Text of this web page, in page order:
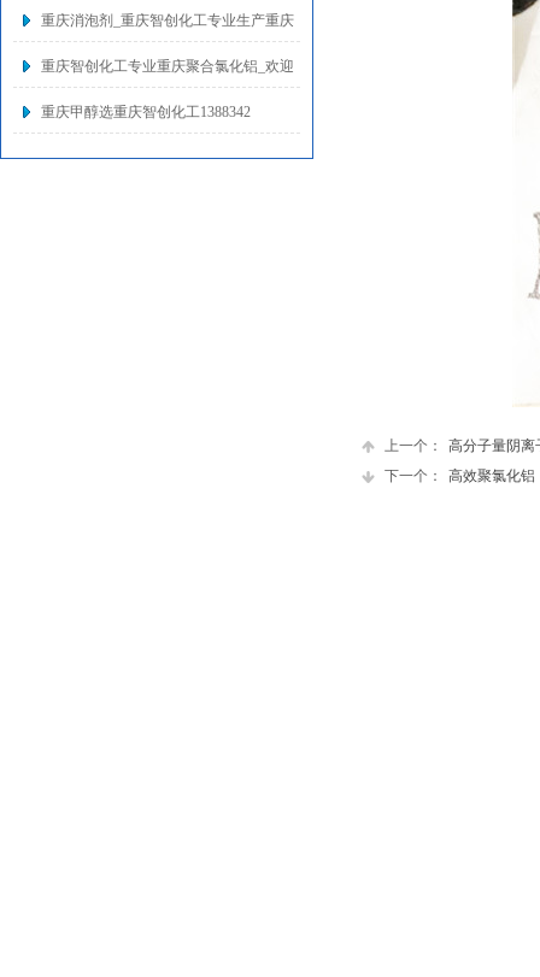
上一个：
高分子量阴离
下一个：
高效聚氯化铝
重庆消泡剂_重庆智创化工专业生产重庆
重庆智创化工专业重庆聚合氯化铝_欢迎
重庆甲醇选重庆智创化工1388342